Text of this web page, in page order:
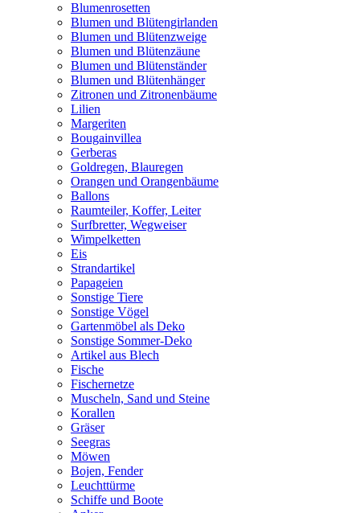
Blumenrosetten
Blumen und Blütengirlanden
Blumen und Blütenzweige
Blumen und Blütenzäune
Blumen und Blütenständer
Blumen und Blütenhänger
Zitronen und Zitronenbäume
Lilien
Margeriten
Bougainvillea
Gerberas
Goldregen, Blauregen
Orangen und Orangenbäume
Ballons
Raumteiler, Koffer, Leiter
Surfbretter, Wegweiser
Wimpelketten
Eis
Strandartikel
Papageien
Sonstige Tiere
Sonstige Vögel
Gartenmöbel als Deko
Sonstige Sommer-Deko
Artikel aus Blech
Fische
Fischernetze
Muscheln, Sand und Steine
Korallen
Gräser
Seegras
Möwen
Bojen, Fender
Leuchttürme
Schiffe und Boote